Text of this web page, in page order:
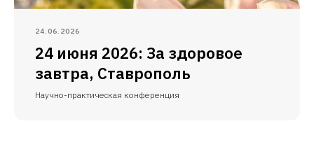
24.06.2026
24 июня 2026: За здоровое
завтра, Ставрополь
Научно-практическая конференция